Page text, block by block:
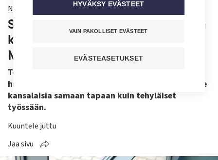
Näkökulma
Sauli Niinistössä on jotakin samaa
kuin tehyläisissä, kirjoittaa
Millariikka Rytkönen
Tehyn puheenjohtaja Millariikka Rytkönen on
huomannut, että presidentti Niinistö tyynnyttelee
kansalaisia samaan tapaan kuin tehyläiset
työssään.
Kuuntele juttu
Jaa sivu
HYVÄKSY EVÄSTEET
VAIN PAKOLLISET EVÄSTEET
EVÄSTEASETUKSET